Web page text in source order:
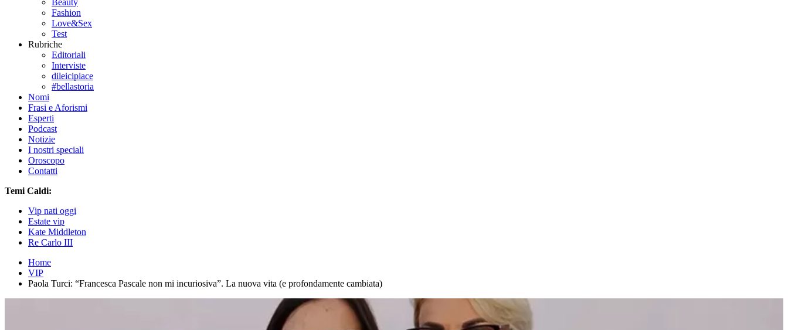
Beauty
Fashion
Love&Sex
Test
Rubriche
Editoriali
Interviste
dileicipiace
#bellastoria
Nomi
Frasi e Aforismi
Esperti
Podcast
Notizie
I nostri speciali
Oroscopo
Contatti
Temi Caldi:
Vip nati oggi
Estate vip
Kate Middleton
Re Carlo III
Home
VIP
Paola Turci: “Francesca Pascale non mi incuriosiva”. La nuova vita (e profondamente cambiata)